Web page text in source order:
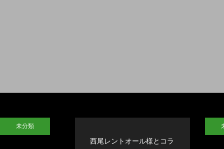
未分類
西尾レントオール様とコラ